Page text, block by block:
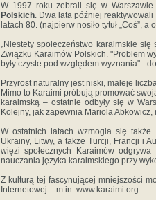
W 1997 roku zebrali się w
Polskich. Dwa lata później
latach 80. (najpierw nosiło tytuł „Coś”, a
„Niestety społeczeństwo karaimskie
Związku Karaimów Polskich. "Problem
były czyste pod względem wyznania" -
Przyrost naturalny jest niski, maleje
Mimo to Karaimi próbują promować
karaimską – ostatnie odbyły się w
Kolejny, jak zapewnia Mariola
W ostatnich latach wzmogła się
Ukrainy, Litwy, a także Turcji, Francji i
więzi społecznych Karaimów
nauczania języka karaimskiego przy
Z kulturą tej fascynującej mniejszości
Internetowej – m.in. www.karaimi.org.